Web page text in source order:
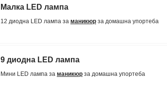
Малка LED лампа
12 диодна LED лампа за маникюр за домашна упортеба
9 диодна LED лампа
Мини LED лампа за маникюр за домашна упортеба